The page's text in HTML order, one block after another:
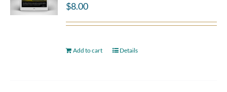
$8.00
Add to cart Details